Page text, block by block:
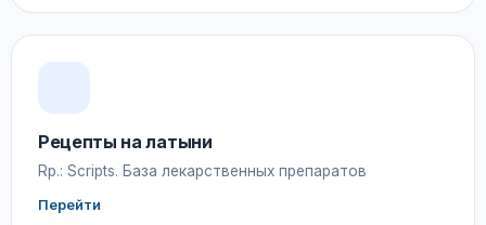
Рецепты на латыни
Rp.: Scripts. База лекарственных препаратов
Перейти